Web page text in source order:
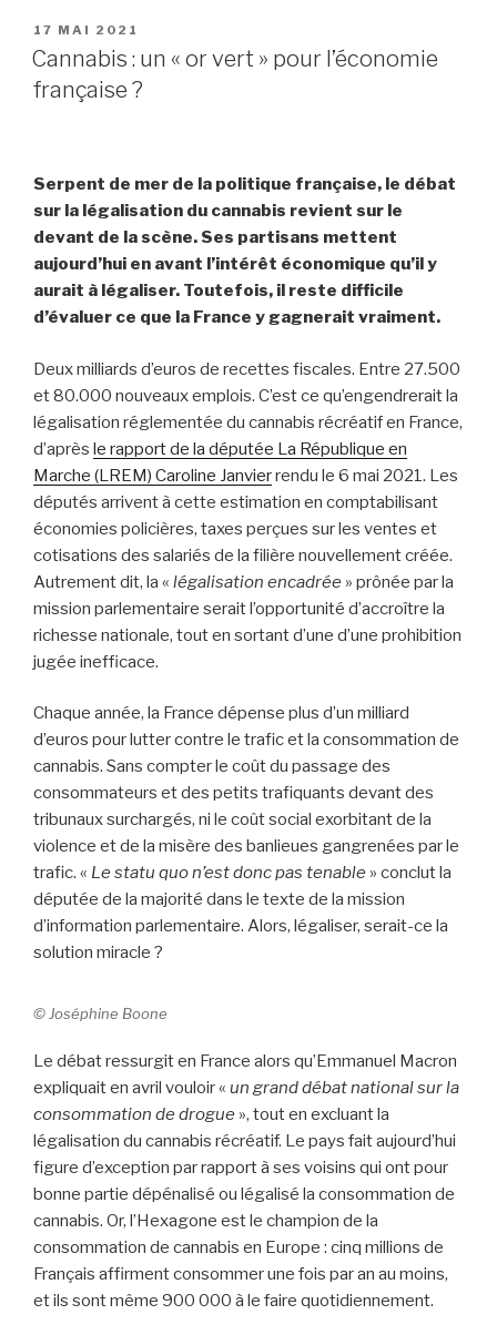
PUBLIÉ
LE
17 MAI 2021
Cannabis : un « or vert » pour l’économie
française ?
Serpent de mer de la politique française, le débat
sur la légalisation du cannabis revient sur le
devant de la scène. Ses partisans mettent
aujourd’hui en avant l’intérêt économique qu’il y
aurait à légaliser. Toutefois, il reste difficile
d’évaluer ce que la France y gagnerait vraiment.
Deux milliards d’euros de recettes fiscales. Entre 27.500
et 80.000 nouveaux emplois. C’est ce qu’engendrerait la
légalisation réglementée du cannabis récréatif en France,
d’après le rapport de la députée La République en
Marche (LREM) Caroline Janvierrendu le 6 mai 2021. Les
députés arrivent à cette estimation en comptabilisant
économies policières, taxes perçues sur les ventes et
cotisations des salariés de la filière nouvellement créée.
Autrement dit, la « légalisation encadrée » prônée par la
mission parlementaire serait l’opportunité d’accroître la
richesse nationale, tout en sortant d’une d’une prohibition
jugée inefficace.
Chaque année, la France dépense plus d’un milliard
d’euros pour lutter contre le trafic et la consommation de
cannabis. Sans compter le coût du passage des
consommateurs et des petits trafiquants devant des
tribunaux surchargés, ni le coût social exorbitant de la
violence et de la misère des banlieues gangrenées par le
trafic. « Le statu quo n’est donc pas tenable » conclut la
députée de la majorité dans le texte de la mission
d’information parlementaire. Alors, légaliser, serait-ce la
solution miracle ?
© Joséphine Boone
Le débat ressurgit en France alors qu’Emmanuel Macron
expliquait en avril vouloir « un grand débat national sur la
consommation de drogue », tout en excluant la
légalisation du cannabis récréatif. Le pays fait aujourd’hui
figure d’exception par rapport à ses voisins qui ont pour
bonne partie dépénalisé ou légalisé la consommation de
cannabis. Or, l’Hexagone est le champion de la
consommation de cannabis en Europe : cinq millions de
Français affirment consommer une fois par an au moins,
et ils sont même 900 000 à le faire quotidiennement.